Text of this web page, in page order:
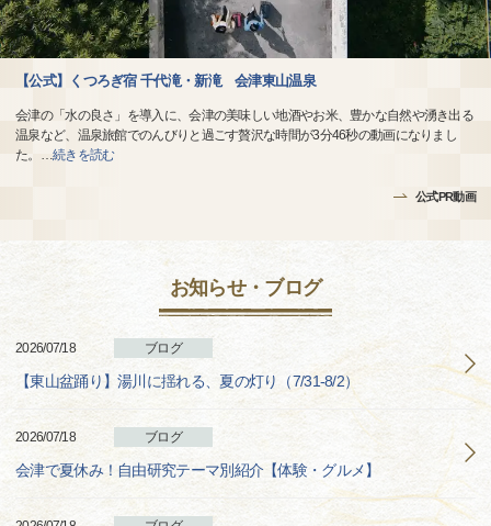
【公式】くつろぎ宿 千代滝・新滝 会津東山温泉
会津の「水の良さ」を導入に、会津の美味しい地酒やお米、豊かな自然や湧き出る
温泉など、温泉旅館でのんびりと過ごす贅沢な時間が3分46秒の動画になりまし
た。 …続きを読む
公式PR動画
お知らせ・ブログ
2026/07/18 ブログ
【東山盆踊り】湯川に揺れる、夏の灯り（7/31-8/2）
2026/07/18 ブログ
会津で夏休み！自由研究テーマ別紹介【体験・グルメ】